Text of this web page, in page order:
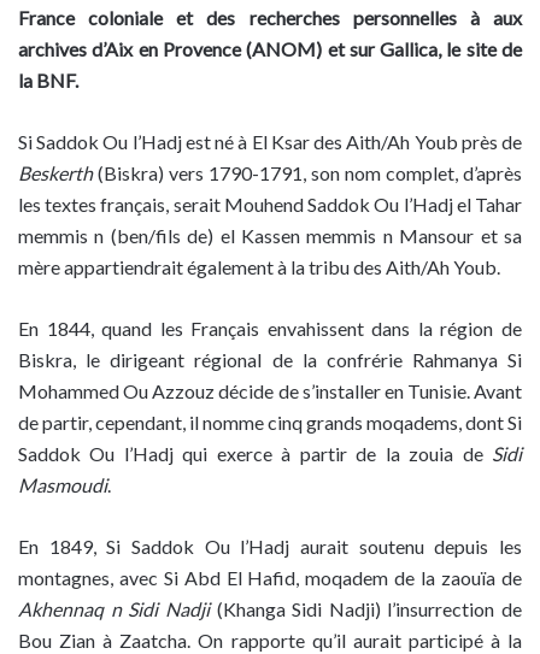
France colonialeet des recherches personnelles à aux
archives d’Aix en Provence (ANOM) et sur Gallica, le site de
la BNF.
Si Saddok Ou l’Hadj est né à El Ksar des Aith/Ah Youb près de
Beskerth(Biskra) vers 1790-1791, son nom complet, d’après
les textes français, serait Mouhend Saddok Ou l’Hadj el Tahar
memmis n (ben/fils de) el Kassen memmis n Mansour et sa
mère appartiendrait également à la tribu des Aith/Ah Youb.
En 1844, quand les Français envahissent dans la région de
Biskra, le dirigeant régional de la confrérie Rahmanya Si
Mohammed Ou Azzouz décide de s’installer en Tunisie. Avant
de partir, cependant, il nomme cinq grands moqadems, dont Si
Saddok Ou l’Hadj qui exerce à partir de la zouia de Sidi
Masmoudi.
En 1849, Si Saddok Ou l’Hadj aurait soutenu depuis les
montagnes, avec Si Abd El Hafid, moqadem de la zaouïa de
Akhennaq n Sidi Nadji(Khanga Sidi Nadji) l’insurrection de
Bou Zian à Zaatcha. On rapporte qu’il aurait participé à la